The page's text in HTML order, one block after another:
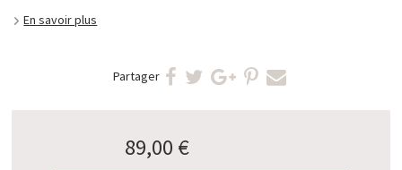
En savoir plus
Partager
89,00 €